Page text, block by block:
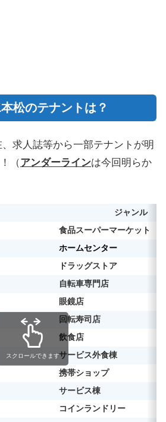
松のテナントは？
求人誌等から一部テナントが明
（アンダーラインは今回明らか
ジャンル
食品スーパーマーケット
ホームセンター
ドラッグストア
自転車専門店
眼鏡店
回転寿司店
飲食店
サービス外食棟
携帯ショップ
サービス棟
コインランドリー
スクロールできます